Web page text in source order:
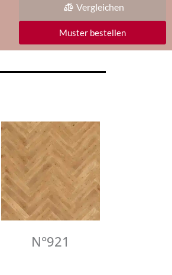
Vergleichen
Muster bestellen
N°921